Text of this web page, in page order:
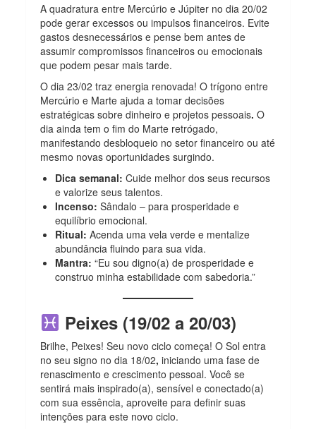
A quadratura entre Mercúrio e Júpiter no dia 20/02
pode gerar excessos ou impulsos financeiros. Evite
gastos desnecessários e pense bem antes de
assumir compromissos financeiros ou emocionais
que podem pesar mais tarde.
O dia 23/02 traz energia renovada! O trígono entre
Mercúrio e Marte ajuda a tomar decisões
estratégicas sobre dinheiro e projetos pessoais.O
dia ainda tem o fim do Marte retrógado,
manifestando desbloqueio no setor financeiro ou até
mesmo novas oportunidades surgindo.
Dica semanal: Cuide melhor dos seus recursos
e valorize seus talentos.
Incenso: Sândalo – para prosperidade e
equilíbrio emocional.
Ritual: Acenda uma vela verde e mentalize
abundância fluindo para sua vida.
Mantra: “Eu sou digno(a) de prosperidade e
construo minha estabilidade com sabedoria.”
Peixes (19/02 a 20/03)
Brilhe, Peixes! Seu novo ciclo começa! O Sol entra
no seu signo no dia 18/02, iniciando uma fase de
renascimento e crescimento pessoal. Você se
sentirá mais inspirado(a), sensível e conectado(a)
com sua essência, aproveite para definir suas
intenções para este novo ciclo.